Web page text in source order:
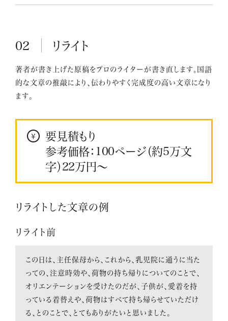
02 リライト
著者が書き上げた原稿をプロのライターが書き直します。国語
的な文章の推敲により、伝わりやすく完成度の高い文章になり
ます。
要見積もり
参考価格：100ページ（約5万文
字）22万円～
リライトした文章の例
リライト前
この日は、主任保母から、これから、乳児院に通うに当た
っての、注意時効や、荷物の持ち帰りについてのことで、
オリエンテーションを受けたのだが、子供が、愛着を持
っている着替えや、荷物はすべて持ち帰らせていただけ
る、とのことで、とてもありがたいと思いました。